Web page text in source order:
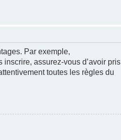
Par exemple,
assurez-vous d’avoir pris
toutes les règles du